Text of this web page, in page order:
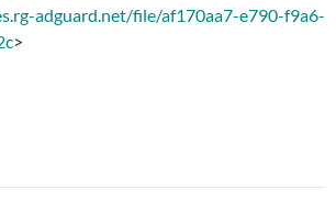
adguard.net/file/af170aa7-e790-f9a6-
>